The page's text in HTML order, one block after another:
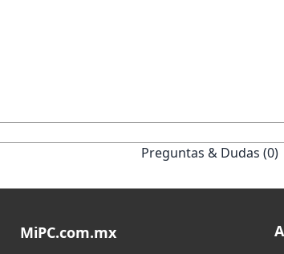
Preguntas & Dudas (0)
MiPC.com.mx